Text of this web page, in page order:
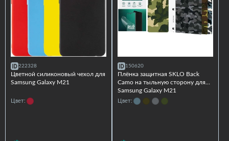
222328
Цветной силиконовый чехол для
Samsung Galaxy M21
Цвет:
150620
Плёнка защитная SKLO Back
Camo на тыльную сторону для
Samsung Galaxy M21
Цвет: